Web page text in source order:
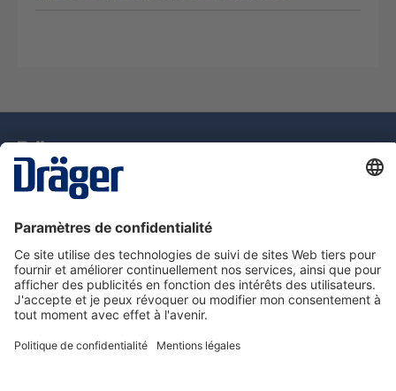
pour la vie
Assistance téléphonique
A propos de Dräger
Information